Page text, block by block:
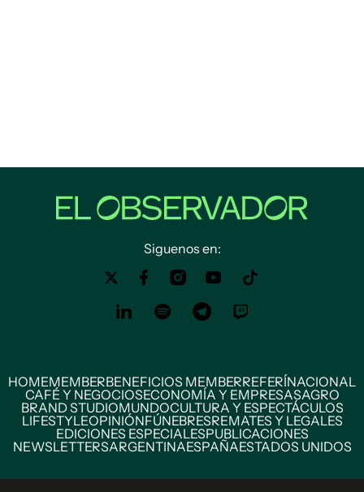
Siguenos en:
HOMEMEMBERBENEFICIOS MEMBERREFERÍNACIONAL
CAFÉ Y NEGOCIOSECONOMÍA Y EMPRESASAGRO
BRAND STUDIOMUNDOCULTURA Y ESPECTÁCULOS
LIFESTYLEOPINIÓNFÚNEBRESREMATES Y LEGALES
EDICIONES ESPECIALESPUBLICACIONES
NEWSLETTERSARGENTINAESPAÑAESTADOS UNIDOS